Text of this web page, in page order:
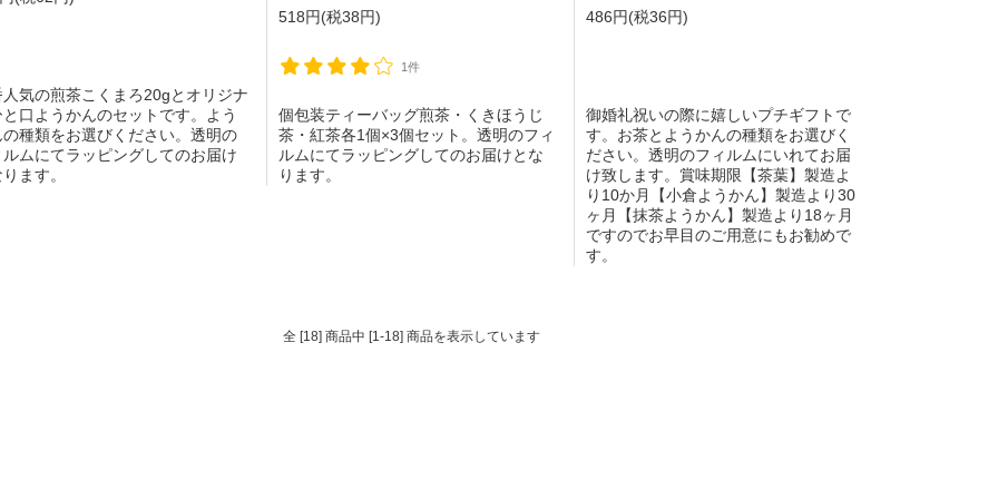
人気の煎茶こくまろ20gとオリジナ
と口ようかんのセットです。よう
の種類をお選びください。透明の
ルムにてラッピングしてのお届け
ます。
518円(税38円)
1件
個包装ティーバッグ煎茶・くきほうじ
茶・紅茶各1個×3個セット。透明のフィ
ルムにてラッピングしてのお届けとな
ります。
486円(税36円)
御婚礼祝いの際に嬉しいプチギフトで
す。お茶とようかんの種類をお選びく
ださい。透明のフィルムにいれてお届
け致します。賞味期限【茶葉】製造よ
り10か月【小倉ようかん】製造より30
ヶ月【抹茶ようかん】製造より18ヶ月
ですのでお早目のご用意にもお勧めで
す。
全 [18] 商品中 [1-18] 商品を表示しています